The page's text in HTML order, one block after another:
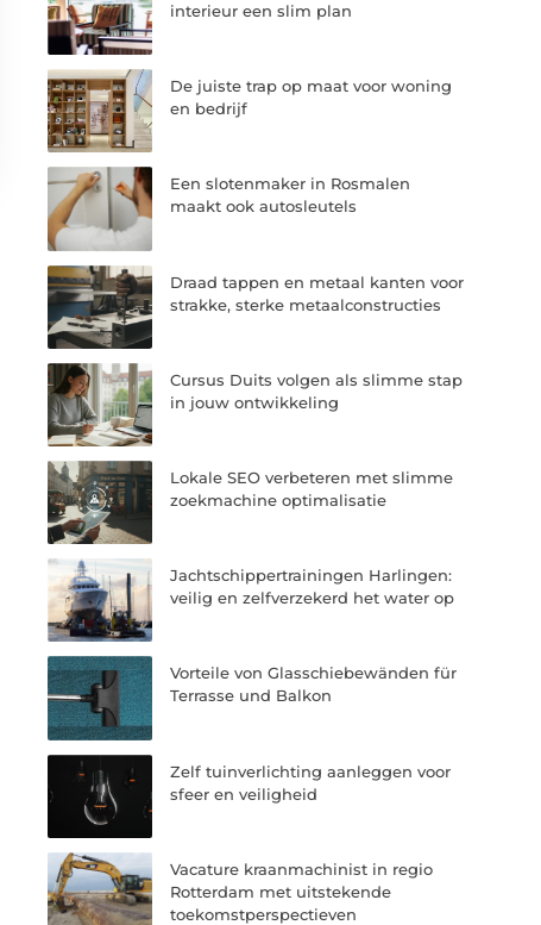
interieur een slim plan
De juiste trap op maat voor woning
en bedrijf
Een slotenmaker in Rosmalen
maakt ook autosleutels
Draad tappen en metaal kanten voor
strakke, sterke metaalconstructies
Cursus Duits volgen als slimme stap
in jouw ontwikkeling
Lokale SEO verbeteren met slimme
zoekmachine optimalisatie
Jachtschippertrainingen Harlingen:
veilig en zelfverzekerd het water op
Vorteile von Glasschiebewänden für
Terrasse und Balkon
Zelf tuinverlichting aanleggen voor
sfeer en veiligheid
Vacature kraanmachinist in regio
Rotterdam met uitstekende
toekomstperspectieven